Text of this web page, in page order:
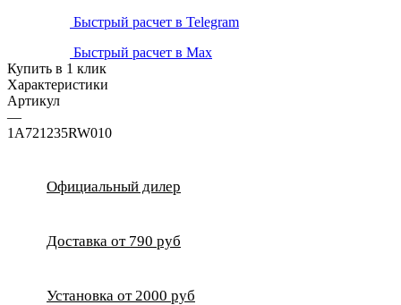
Быстрый расчет в Telegram
Быстрый расчет в Max
Купить в 1 клик
Характеристики
Артикул
—
1A721235RW010
Официальный дилер
Доставка от 790 руб
Установка от 2000 руб